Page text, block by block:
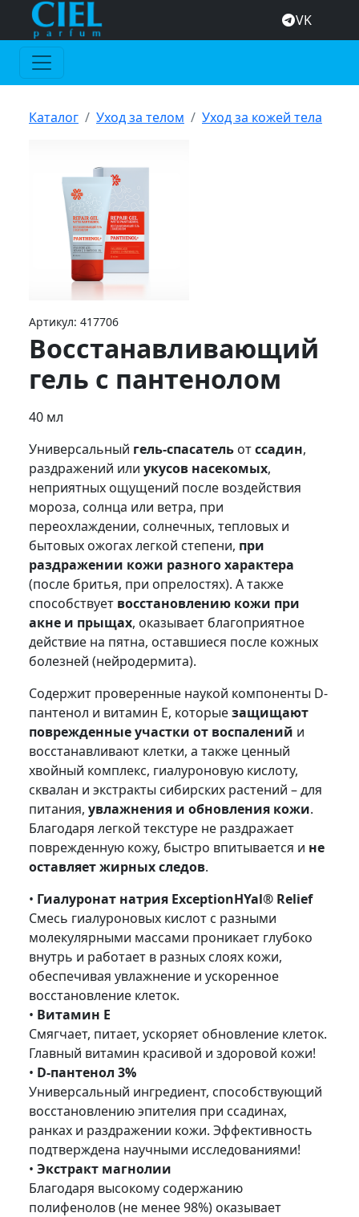
VK
Каталог Уход за телом Уход за кожей тела
Артикул: 417706
Восстанавливающий
гель с пантенолом
40 мл
Универсальный гель-спасатель отссадин,
раздражений или укусов насекомых,
неприятных ощущений после воздействия
мороза, солнца или ветра, при
переохлаждении, солнечных, тепловых и
бытовых ожогах легкой степени, при
раздражении кожи разного характера
(после бритья, при опрелостях). А также
способствует восстановлению кожи при
акне и прыщах, оказывает благоприятное
действие на пятна, оставшиеся после кожных
болезней (нейродермита).
Содержит проверенные наукой компоненты D-
пантенол и витамин Е, которыезащищают
поврежденные участки от воспалений и
восстанавливают клетки, а также ценный
хвойный комплекс, гиалуроновую кислоту,
сквалан и экстракты сибирских растений – для
питания, увлажнения и обновления кожи.
Благодаря легкой текстуре не раздражает
поврежденную кожу, быстро впитывается и не
оставляет жирных следов.
• Гиалуронат натрия ExceptionHYal® Relief
Смесь гиалуроновых кислот с разными
молекулярными массами проникает глубоко
внутрь и работает в разных слоях кожи,
обеспечивая увлажнение и ускоренное
восстановление клеток.
• Витамин Е
Смягчает, питает, ускоряет обновление клеток.
Главный витамин красивой и здоровой кожи!
• D-пантенол 3%
Универсальный ингредиент, способствующий
восстановлению эпителия при ссадинах,
ранках и раздражении кожи. Эффективность
подтверждена научными исследованиями!
• Экстракт магнолии
Благодаря высокому содержанию
полифенолов (не менее 98%) оказывает